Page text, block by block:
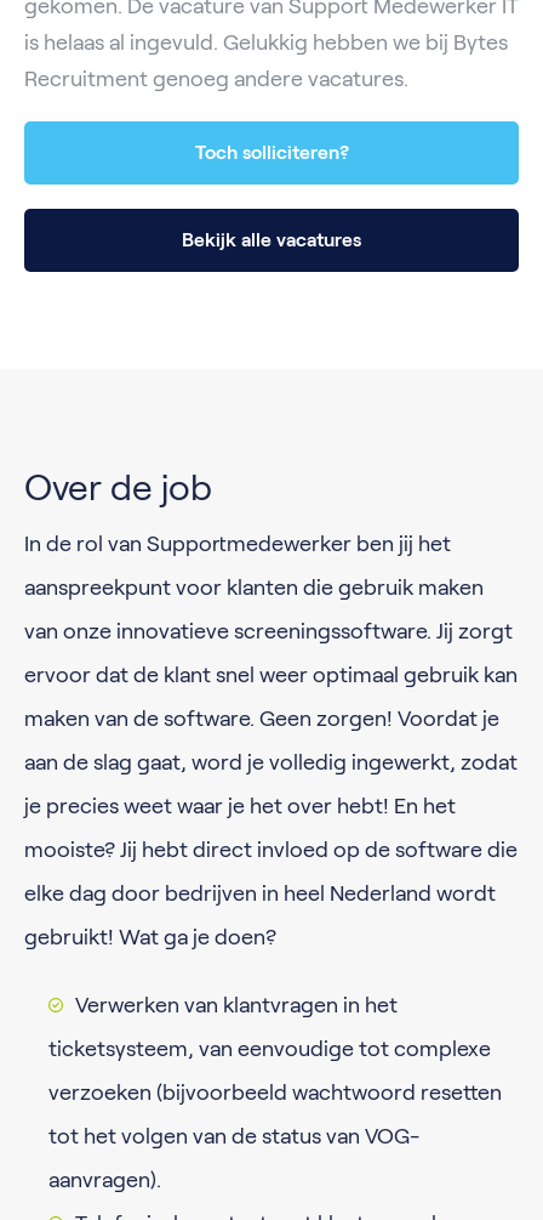
gekomen. De vacature van Support Medewerker IT
is helaas al ingevuld. Gelukkig hebben we bij Bytes
Recruitment genoeg andere vacatures.
Toch solliciteren?
Bekijk alle vacatures
Over de job
In de rol van Supportmedewerker ben jij het
aanspreekpunt voor klanten die gebruik maken
van onze innovatieve screeningssoftware. Jij zorgt
ervoor dat de klant snel weer optimaal gebruik kan
maken van de software. Geen zorgen! Voordat je
aan de slag gaat, word je volledig ingewerkt, zodat
je precies weet waar je het over hebt! En het
mooiste? Jij hebt direct invloed op de software die
elke dag door bedrijven in heel Nederland wordt
gebruikt! Wat ga je doen?
Verwerken van klantvragen in het
ticketsysteem, van eenvoudige tot complexe
verzoeken (bijvoorbeeld wachtwoord resetten
tot het volgen van de status van VOG-
aanvragen).